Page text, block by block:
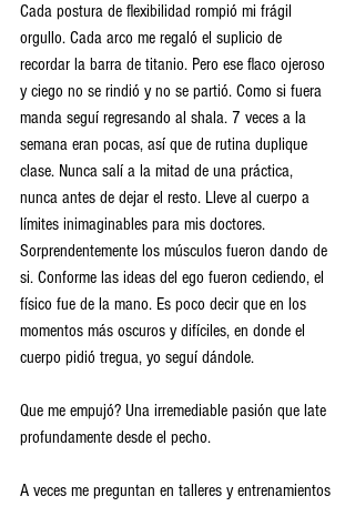
Cada postura de flexibilidad rompió mi frágil
orgullo. Cada arco me regaló el suplicio de
recordar la barra de titanio. Pero ese flaco ojeroso
y ciego no se rindió y no se partió. Como si fuera
manda seguí regresando al shala. 7 veces a la
semana eran pocas, así que de rutina duplique
clase. Nunca salí a la mitad de una práctica,
nunca antes de dejar el resto. Lleve al cuerpo a
límites inimaginables para mis doctores.
Sorprendentemente los músculos fueron dando de
si. Conforme las ideas del ego fueron cediendo, el
físico fue de la mano. Es poco decir que en los
momentos más oscuros y difíciles, en donde el
cuerpo pidió tregua, yo seguí dándole.
Que me empujó? Una irremediable pasión que late
profundamente desde el pecho.
A veces me preguntan en talleres y entrenamientos